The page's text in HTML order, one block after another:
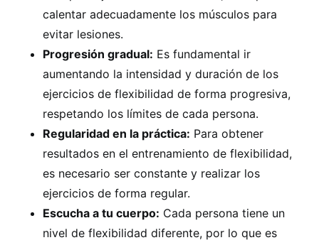
calentar adecuadamente los músculos para
evitar lesiones.
Progresión gradual: Es fundamental ir
aumentando la intensidad y duración de los
ejercicios de flexibilidad de forma progresiva,
respetando los límites de cada persona.
Regularidad en la práctica: Para obtener
resultados en el entrenamiento de flexibilidad,
es necesario ser constante y realizar los
ejercicios de forma regular.
Escucha a tu cuerpo: Cada persona tiene un
nivel de flexibilidad diferente, por lo que es